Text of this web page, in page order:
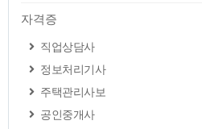
자격증
직업상담사
정보처리기사
주택관리사보
공인중개사